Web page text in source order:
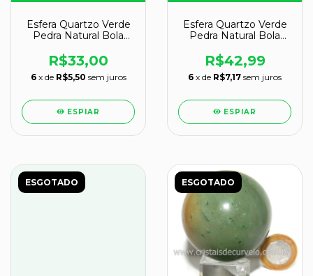
Esfera Quartzo Verde
Pedra Natural Bola
R$33,00
6 x de R$5,50 sem juros
ESPIAR
Esfera Quartzo Verde
Pedra Natural Bola
R$42,99
6 x de R$7,17 sem juros
ESPIAR
ESGOTADO ESGOTADO